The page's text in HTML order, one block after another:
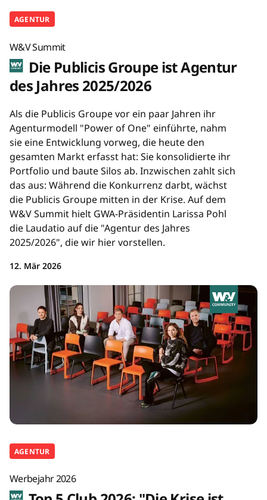
AGENTUR
W&V Summit
Die Publicis Groupe ist Agentur
des Jahres 2025/2026
Als die Publicis Groupe vor ein paar Jahren ihr
Agenturmodell "Power of One" einführte, nahm
sie eine Entwicklung vorweg, die heute den
gesamten Markt erfasst hat: Sie konsolidierte ihr
Portfolio und baute Silos ab. Inzwischen zahlt sich
das aus: Während die Konkurrenz darbt, wächst
die Publicis Groupe mitten in der Krise. Auf dem
W&V Summit hielt GWA-Präsidentin Larissa Pohl
die Laudatio auf die "Agentur des Jahres
2025/2026", die wir hier vorstellen.
12. Mär 2026
AGENTUR
Werbejahr 2026